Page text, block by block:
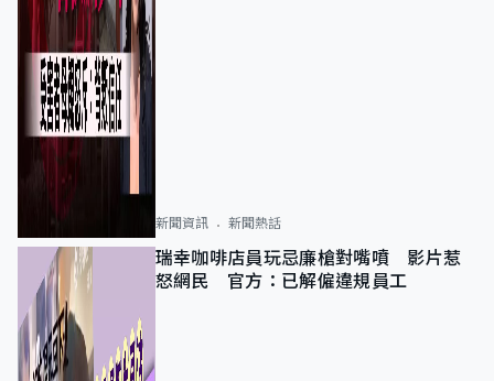
新聞資訊 新聞熱話
瑞幸咖啡店員玩忌廉槍對嘴噴 影片惹
怒網民 官方：已解僱違規員工